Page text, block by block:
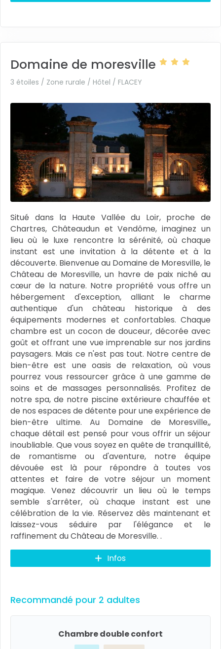
Domaine de moresville
3 étoiles / Zone rurale / Hôtel / FLACEY
Situé dans la Haute Vallée du Loir, proche de
Chartres, Châteaudun et Vendôme, imaginez un
lieu où le luxe rencontre la sérénité, où chaque
instant est une invitation à la détente et à la
découverte. Bienvenue au Domaine de Moresville, le
Château de Moresville, un havre de paix niché au
cœur de la nature. Notre propriété vous offre un
hébergement d'exception, alliant le charme
authentique d'un château historique à des
équipements modernes et confortables. Chaque
chambre est un cocon de douceur, décorée avec
goût et offrant une vue imprenable sur nos jardins
paysagers. Mais ce n'est pas tout. Notre centre de
bien-être est une oasis de relaxation, où vous
pourrez vous ressourcer grâce à une gamme de
soins et de massages personnalisés. Profitez de
notre spa, de notre piscine extérieure chauffée et
de nos espaces de détente pour une expérience de
bien-être ultime. Au Domaine de Moresville,,
chaque détail est pensé pour vous offrir un séjour
inoubliable. Que vous soyez en quête de tranquillité,
de romantisme ou d'aventure, notre équipe
dévouée est là pour répondre à toutes vos
attentes et faire de votre séjour un moment
magique. Venez découvrir un lieu où le temps
semble s'arrêter, où chaque instant est une
célébration de la vie. Réservez dès maintenant et
laissez-vous séduire par l'élégance et le
raffinement du Château de Moresville. .
Infos
Recommandé pour 2 adultes
Chambre double confort